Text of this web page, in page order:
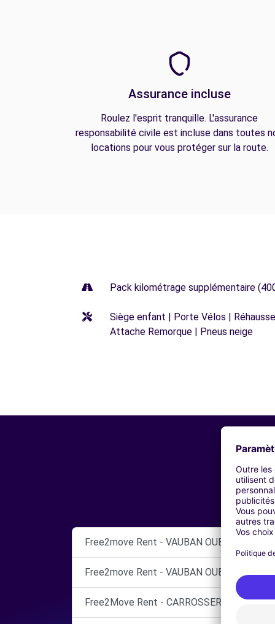
Assurance incluse
Roulez l'esprit tranquille. L'assurance
responsabilité civile est incluse dans toutes
locations pour vous protéger sur la route.
Pack kilométrage supplémentaire
Siège enfant | Porte Vélos |
Attache Remorque | Pneus neige
Free2move Rent - VAUBAN OUEST AUTO -
Free2move Rent - VAUBAN OUEST AUTO -
Free2Move Rent - CARROSSERIE